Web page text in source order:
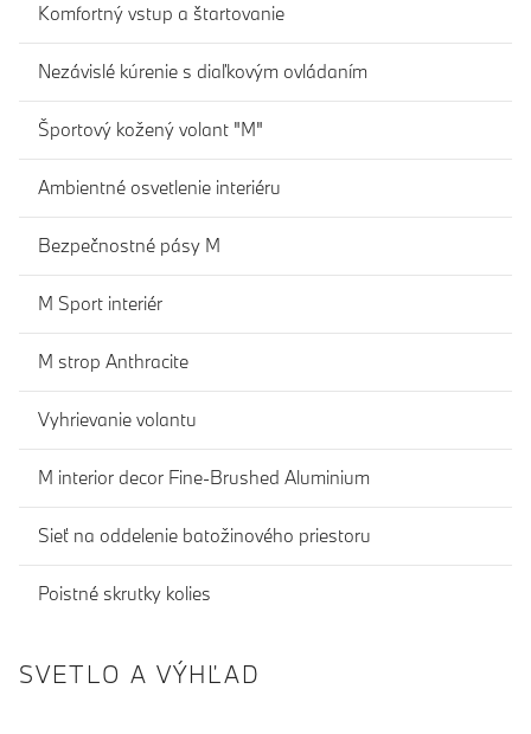
Komfortný vstup a štartovanie
Nezávislé kúrenie s diaľkovým ovládaním
Športový kožený volant "M"
Ambientné osvetlenie interiéru
Bezpečnostné pásy M
M Sport interiér
M strop Anthracite
Vyhrievanie volantu
M interior decor Fine-Brushed Aluminium
Sieť na oddelenie batožinového priestoru
Poistné skrutky kolies
SVETLO A VÝHĽAD